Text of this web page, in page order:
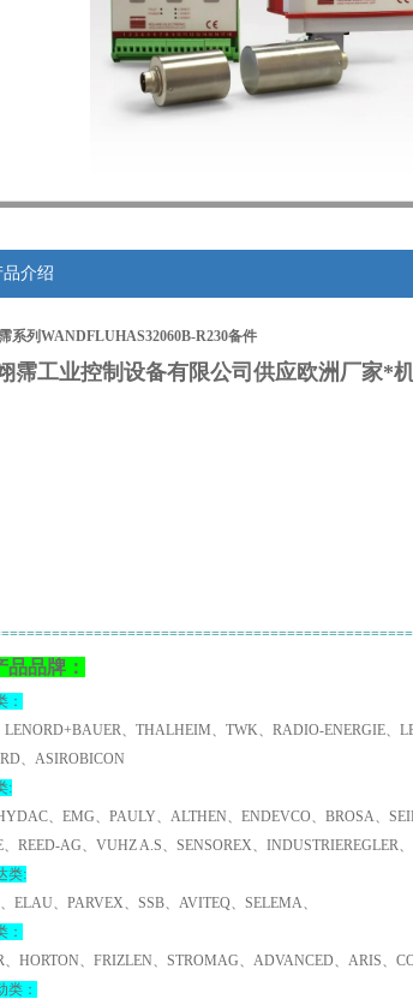
品介绍
系列WANDFLUHAS32060B-R230备件
霈工业控制设备有限公司供应欧洲厂家*
品品牌：
：
LENORD+BAUER、THALHEIM、TWK、RADIO-ENERGIE、
、ASIROBICON
:
、EMG、PAULY、ALTHEN、ENDEVCO、BROSA、
、REED-AG、VUHZ A.S、SENSOREX、
类:
ELAU、PARVEX、SSB、AVITEQ、SELEMA、
：
、HORTON、FRIZLEN、STROMAG、ADVANCED、ARIS、
类：